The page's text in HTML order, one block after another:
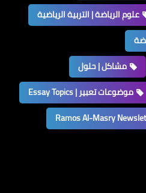
علوم الرياضة | التربية الرياضية
مشاكل | حلول
موضوعات تعبير | Essay Topics